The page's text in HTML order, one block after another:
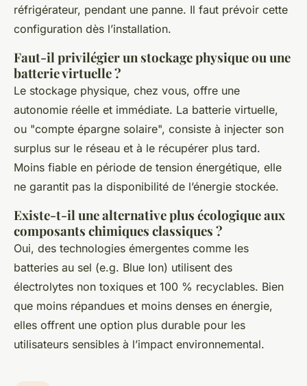
réfrigérateur, pendant une panne. Il faut prévoir cette
configuration dès l’installation.
Faut-il privilégier un stockage physique ou une
batterie virtuelle ?
Le stockage physique, chez vous, offre une
autonomie réelle et immédiate. La batterie virtuelle,
ou "compte épargne solaire", consiste à injecter son
surplus sur le réseau et à le récupérer plus tard.
Moins fiable en période de tension énergétique, elle
ne garantit pas la disponibilité de l’énergie stockée.
Existe-t-il une alternative plus écologique aux
composants chimiques classiques ?
Oui, des technologies émergentes comme les
batteries au sel (e.g. Blue Ion) utilisent des
électrolytes non toxiques et 100 % recyclables. Bien
que moins répandues et moins denses en énergie,
elles offrent une option plus durable pour les
utilisateurs sensibles à l’impact environnemental.